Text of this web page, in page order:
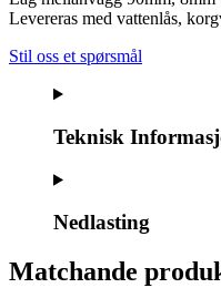
Levereras med vattenlås,
Stil oss et spørsmål
Teknisk
Nedlasting
Matchande